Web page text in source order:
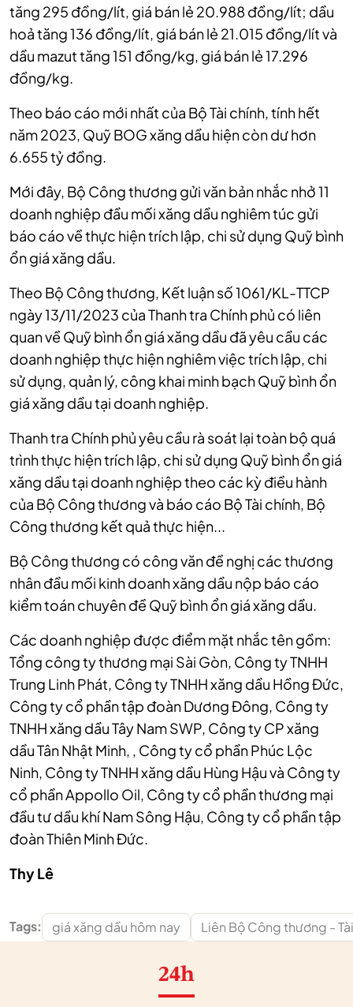
tăng 295 đồng/lít, giá bán lẻ 20.988 đồng/lít; dầu
hoả tăng 136 đồng/lít, giá bán lẻ 21.015 đồng/lít và
dầu mazut tăng 151 đồng/kg, giá bán lẻ 17.296
đồng/kg.
Theo báo cáo mới nhất của Bộ Tài chính, tính hết
năm 2023, Quỹ BOG xăng dầu hiện còn dư hơn
6.655 tỷ đồng.
Mới đây, Bộ Công thương gửi văn bản nhắc nhở 11
doanh nghiệp đầu mối xăng dầu nghiêm túc gửi
báo cáo về thực hiện trích lập, chi sử dụng Quỹ bình
ổn giá xăng dầu.
Theo Bộ Công thương, Kết luận số 1061/KL-TTCP
ngày 13/11/2023 của Thanh tra Chính phủ có liên
quan về Quỹ bình ổn giá xăng dầu đã yêu cầu các
doanh nghiệp thực hiện nghiêm việc trích lập, chi
sử dụng, quản lý, công khai minh bạch Quỹ bình ổn
giá xăng dầu tại doanh nghiệp.
Thanh tra Chính phủ yêu cầu rà soát lại toàn bộ quá
trình thực hiện trích lập, chi sử dụng Quỹ bình ổn giá
xăng dầu tại doanh nghiệp theo các kỳ điều hành
của Bộ Công thương và báo cáo Bộ Tài chính, Bộ
Công thương kết quả thực hiện...
Bộ Công thương có công văn đề nghị các thương
nhân đầu mối kinh doanh xăng dầu nộp báo cáo
kiểm toán chuyên đề Quỹ bình ổn giá xăng dầu.
Các doanh nghiệp được điểm mặt nhắc tên gồm:
Tổng công ty thương mại Sài Gòn, Công ty TNHH
Trung Linh Phát, Công ty TNHH xăng dầu Hồng Đức,
Công ty cổ phần tập đoàn Dương Đông, Công ty
TNHH xăng dầu Tây Nam SWP, Công ty CP xăng
dầu Tân Nhật Minh, , Công ty cổ phần Phúc Lộc
Ninh, Công ty TNHH xăng dầu Hùng Hậu và Công ty
cổ phần Appollo Oil, Công ty cổ phần thương mại
đầu tư dầu khí Nam Sông Hậu, Công ty cổ phần tập
đoàn Thiên Minh Đức.
Thy Lê
Tags: giá xăng dầu hôm nay Liên Bộ Công thương -
24h